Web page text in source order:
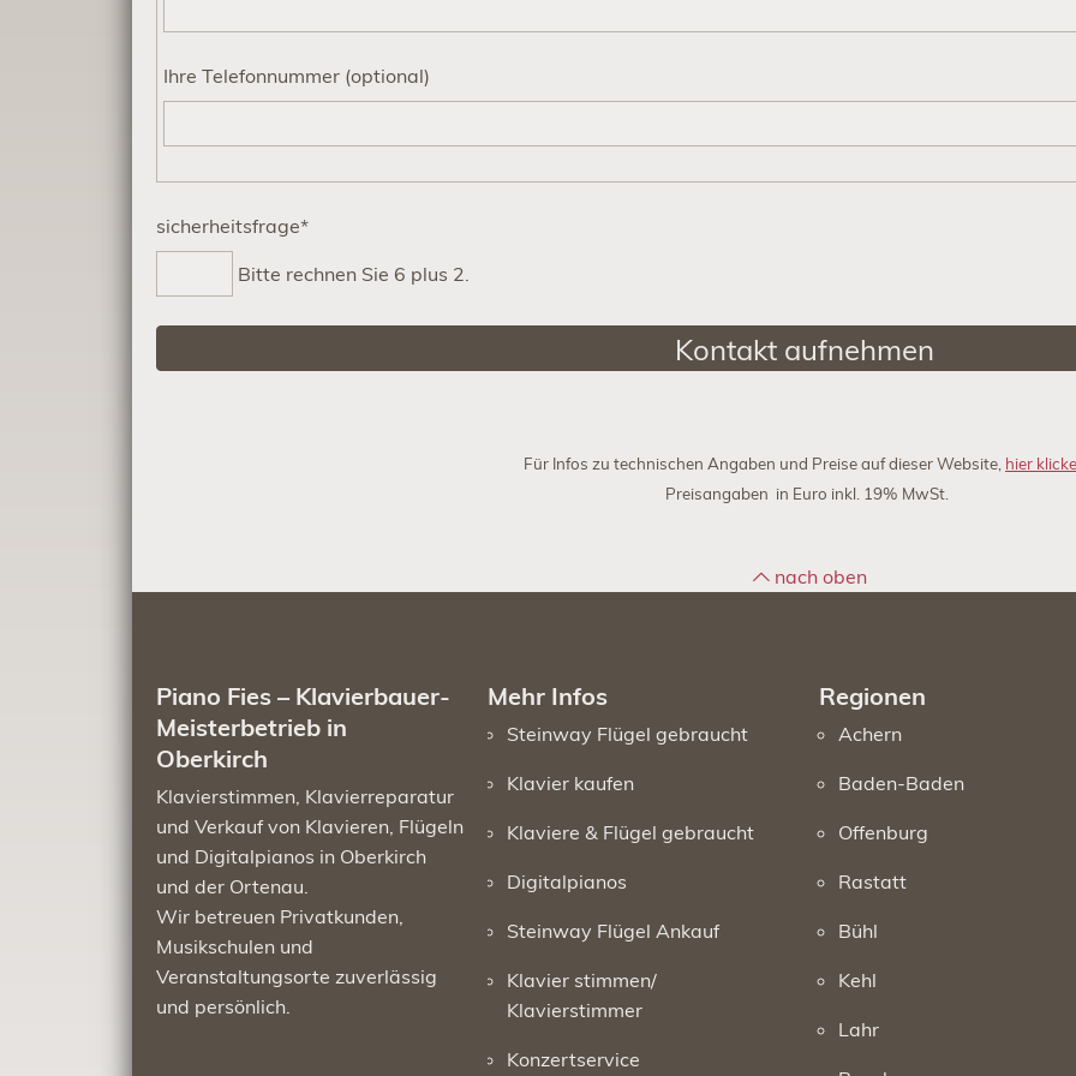
Ihre Telefonnummer (optional)
Pflichtfeld
sicherheitsfrage*
Bitte rechnen Sie 6 plus 2.
Kontakt aufnehmen
Für Infos zu technischen Angaben und Preise auf dieser Website, hier
Preisangaben in Euro inkl. 19% MwSt.
nach oben
Piano Fies – Klavierbauer-
Meisterbetrieb in
Oberkirch
Klavierstimmen, Klavierreparatur
und Verkauf von Klavieren, Flügeln
und Digitalpianos in Oberkirch
und der Ortenau.
Wir betreuen Privatkunden,
Musikschulen und
Veranstaltungsorte zuverlässig
und persönlich.
Mehr Infos
Steinway Flügel gebraucht
Klavier kaufen
Klaviere & Flügel gebraucht
Digitalpianos
Steinway Flügel Ankauf
Klavier stimmen/
Klavierstimmer
Konzertservice
Regionen
Achern
Baden-Baden
Offenburg
Rastatt
Bühl
Kehl
Lahr